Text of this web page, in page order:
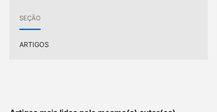
SEÇÃO
ARTIGOS